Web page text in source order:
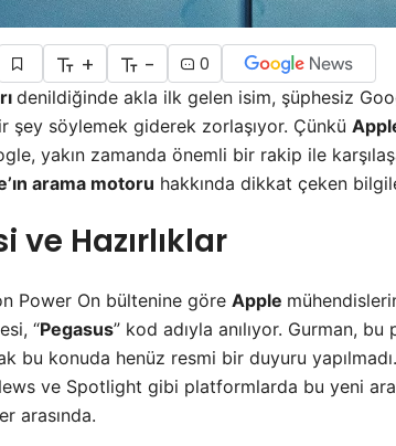
+ -
0
denildiğinde akla ilk gelen isim, şüphesiz
şey söylemek giderek zorlaşıyor. Çünkü
yakın zamanda önemli bir rakip ile
arama motoru hakkında dikkat çeken
ve Hazırlıklar
Power On bültenine göre Apple
“Pegasus” kod adıyla anılıyor. Gurman,
bu konuda henüz resmi bir duyuru
ve Spotlight gibi platformlarda bu yeni
arasında.